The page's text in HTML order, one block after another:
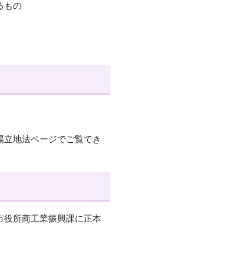
もの
地法ページでご覧でき
所商工業振興課に正本